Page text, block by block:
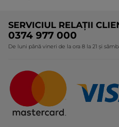
Politica de confidențialitate
Protecția Consumatorilor -
Expertiza noastră botanică
Angajamentele noastre
Întrebări frecvente
SERVICIUL RELAȚII
0374 977 000
De luni până vineri de la ora 8 la 21 și